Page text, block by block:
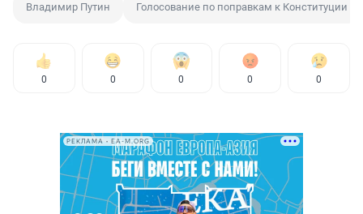
Владимир Путин Голосование по поправкам к Конституции
0 0 0 0 0
РЕКЛАМА • EA-M.ORG